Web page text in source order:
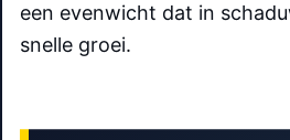
een evenwicht dat in
snelle groei.